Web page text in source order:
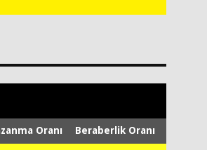
Oranı Beraberlik Oranı